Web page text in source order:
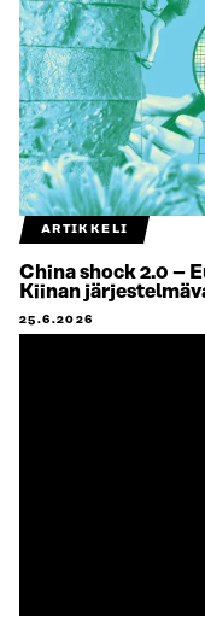
ARTIKKELI
China shock 2.0 –
Kiinan
25.6.2026